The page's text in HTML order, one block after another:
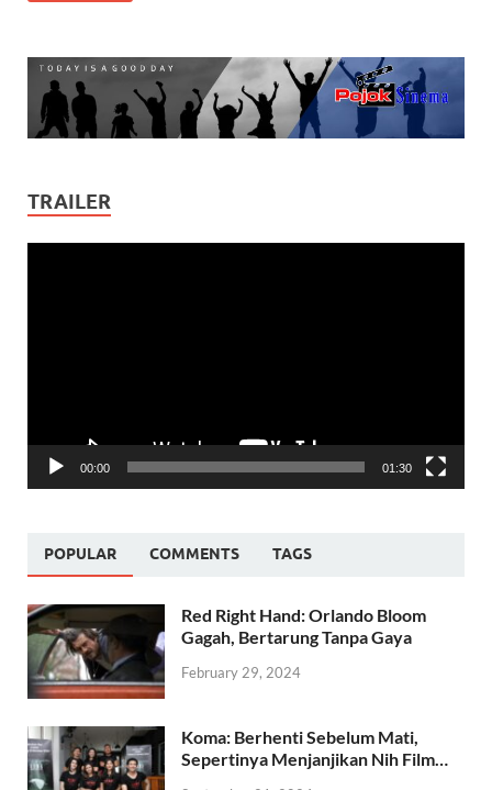
TRAILER
00:00 01:30
POPULAR COMMENTS TAGS
Red Right Hand: Orlando Bloom
Gagah, Bertarung Tanpa Gaya
February 29, 2024
Koma: Berhenti Sebelum Mati,
Sepertinya Menjanjikan Nih Film…